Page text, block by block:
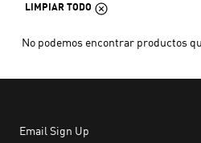
LIMPIAR TODO
No podemos encontrar productos